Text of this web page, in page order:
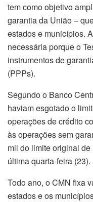
tem como objetivo
garantia da União –
estados e municípios.
necessária porque o
instrumentos de
(PPPs).
Segundo o Banco
haviam esgotado o
operações de crédito
às operações sem
mil do limite original
última quarta-feira (23).
Todo ano, o CMN fixa
estados e os